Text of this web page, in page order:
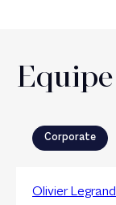
Equipe
Corporate
Olivier Legrand